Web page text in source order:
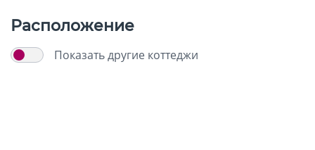
Ключевые характеристики:
Участок: 15 соток на границе со смешанным лесом.
В доме 7 спален. 6 спален с двухспальными
Расположение
Показать другие коттеджи